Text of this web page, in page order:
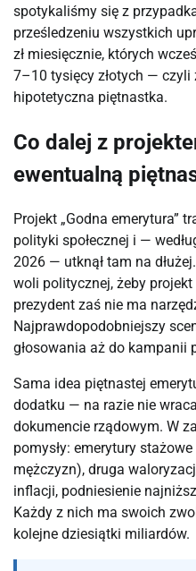
spotykaliśmy się z
prześledzeniu wszystkich
zł miesięcznie, których
7–10 tysięcy złotych — czyli
hipotetyczna piętnastka.
Co dalej z
ewentualną
Projekt „Godna emerytura”
polityki społecznej i —
2026 — utknął tam na
woli politycznej, żeby
prezydent zaś nie ma
Najprawdopodobniejszy
głosowania aż do kampanii
Sama idea piętnastej
dodatku — na razie nie
dokumencie rządowym. W
pomysły: emerytury
mężczyzn), druga
inflacji, podniesienie
Każdy z nich ma swoich
kolejne dziesiątki miliardów.